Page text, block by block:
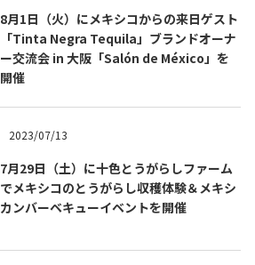
How to Drink Tequila
Cuisines of Mexico
8月1日（火）にメキシコからの来日ゲスト
「Tinta Negra Tequila」ブランドオーナ
ー交流会 in 大阪「Salón de México」を
開催
2023/07/13
7月29日（土）に十色とうがらしファーム
でメキシコのとうがらし収穫体験＆メキシ
カンバーベキューイベントを開催